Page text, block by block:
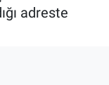
adreste